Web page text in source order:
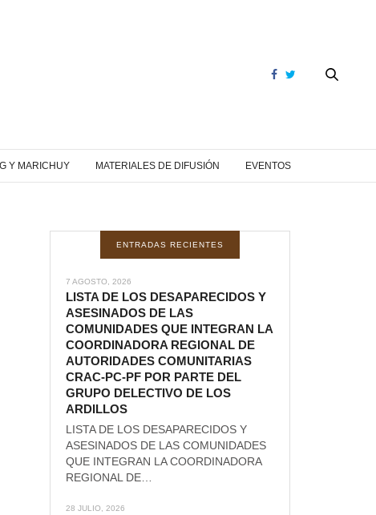
Y MARICHUY MATERIALES DE DIFUSIÓN EVENTOS
ENTRADAS RECIENTES
7 AGOSTO, 2026
LISTA DE LOS DESAPARECIDOS Y
ASESINADOS DE LAS
COMUNIDADES QUE INTEGRAN LA
COORDINADORA REGIONAL DE
AUTORIDADES COMUNITARIAS
CRAC-PC-PF POR PARTE DEL
GRUPO DELECTIVO DE LOS
ARDILLOS
LISTA DE LOS DESAPARECIDOS Y
ASESINADOS DE LAS COMUNIDADES
QUE INTEGRAN LA COORDINADORA
REGIONAL DE…
28 JULIO, 2026